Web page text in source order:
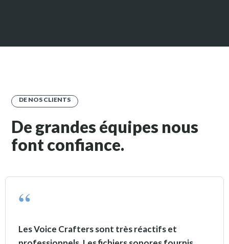
DE NOS CLIENTS
De grandes équipes nous
font confiance.
Les Voice Crafters sont très réactifs et